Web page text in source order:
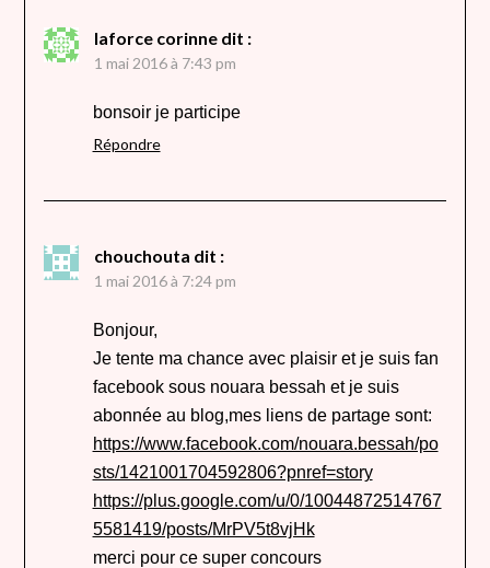
laforce corinne dit :
1 mai 2016 à 7:43 pm
bonsoir je participe
Répondre
chouchouta dit :
1 mai 2016 à 7:24 pm
Bonjour,
Je tente ma chance avec plaisir et je suis fan
facebook sous nouara bessah et je suis
abonnée au blog,mes liens de partage sont:
https://www.facebook.com/nouara.bessah/po
sts/1421001704592806?pnref=story
https://plus.google.com/u/0/10044872514767
5581419/posts/MrPV5t8vjHk
merci pour ce super concours